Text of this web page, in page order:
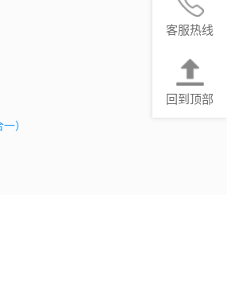
）
客服热线
回到顶部